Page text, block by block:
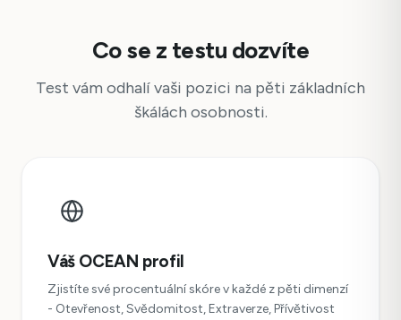
Co se z testu dozvíte
Test vám odhalí vaši pozici na pěti základních
škálách osobnosti.
Váš OCEAN profil
Zjistíte své procentuální skóre v každé z pěti dimenzí
- Otevřenost, Svědomitost, Extraverze, Přívětivost